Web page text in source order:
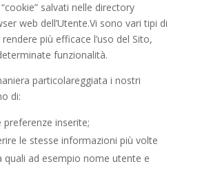
salvati nelle directory
web dell’Utente.Vi sono vari tipi di
più efficace l’uso del Sito,
funzionalità.
particolareggiata i nostri
di:
inserite;
le stesse informazioni più volte
quali ad esempio nome utente e